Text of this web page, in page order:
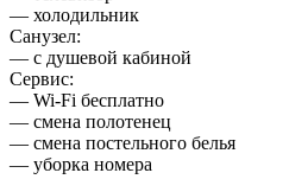
— холодильник
Санузел:
— с душевой кабиной
Сервис:
— Wi-Fi бесплатно
— смена полотенец
— смена постельного белья
— уборка номера